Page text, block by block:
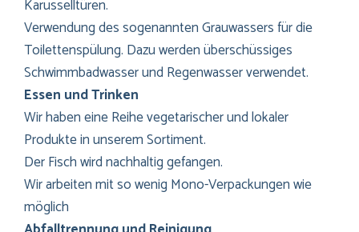
Karusselltüren.
Verwendung des sogenannten Grauwassers für die
Toilettenspülung. Dazu werden überschüssiges
Schwimmbadwasser und Regenwasser verwendet.
Essen und Trinken
Wir haben eine Reihe vegetarischer und lokaler
Produkte in unserem Sortiment.
Der Fisch wird nachhaltig gefangen.
Wir arbeiten mit so wenig Mono-Verpackungen wie
möglich